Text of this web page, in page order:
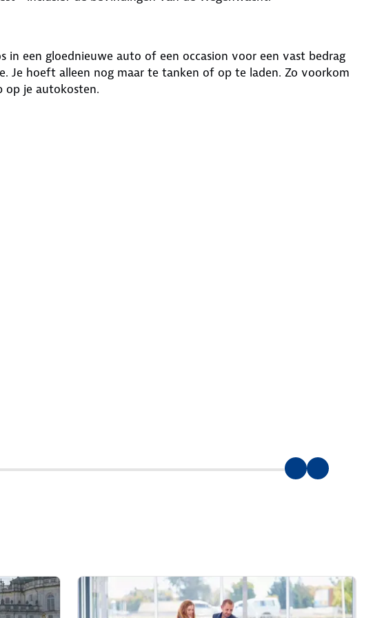
in een gloednieuwe auto of een occasion voor een vast bedrag
Je hoeft alleen nog maar te tanken of op te laden. Zo voorkom
op je autokosten.